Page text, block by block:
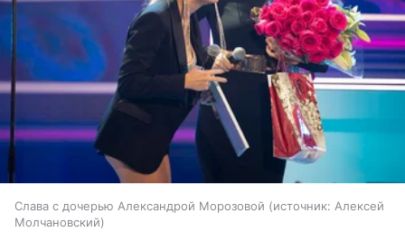
Слава с дочерью Александрой Морозовой источник: Алексей
Молчановский